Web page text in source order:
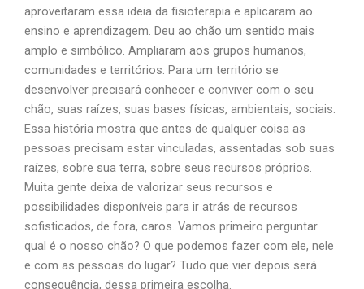
aproveitaram essa ideia da fisioterapia e aplicaram ao
ensino e aprendizagem. Deu ao chão um sentido mais
amplo e simbólico. Ampliaram aos grupos humanos,
comunidades e territórios. Para um território se
desenvolver precisará conhecer e conviver com o seu
chão, suas raízes, suas bases físicas, ambientais, sociais.
Essa história mostra que antes de qualquer coisa as
pessoas precisam estar vinculadas, assentadas sob suas
raízes, sobre sua terra, sobre seus recursos próprios.
Muita gente deixa de valorizar seus recursos e
possibilidades disponíveis para ir atrás de recursos
sofisticados, de fora, caros. Vamos primeiro perguntar
qual é o nosso chão? O que podemos fazer com ele, nele
e com as pessoas do lugar? Tudo que vier depois será
consequência, dessa primeira escolha.